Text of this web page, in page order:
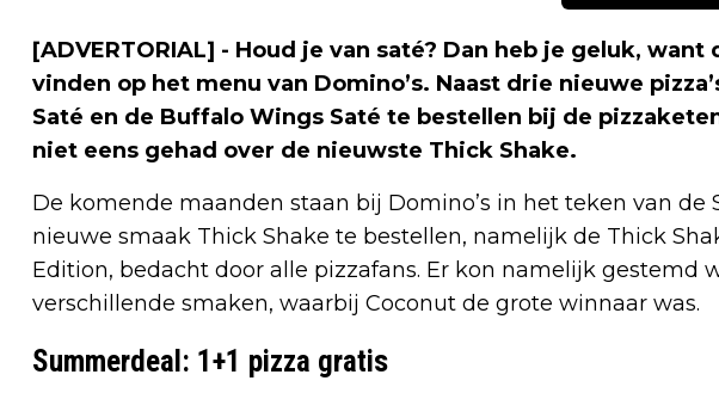
[ADVERTORIAL] - Houd je van saté? Dan heb je geluk, want
vinden op het menu van Domino’s. Naast drie nieuwe
Saté en de Buffalo Wings Saté te bestellen bij de
niet eens gehad over de nieuwste Thick Shake.
De komende maanden staan bij Domino’s in het teken van de
nieuwe smaak Thick Shake te bestellen, namelijk de Thick
Edition, bedacht door alle pizzafans. Er kon namelijk gestemd
verschillende smaken, waarbij Coconut de grote winnaar was.
Summerdeal: 1+1 pizza gratis